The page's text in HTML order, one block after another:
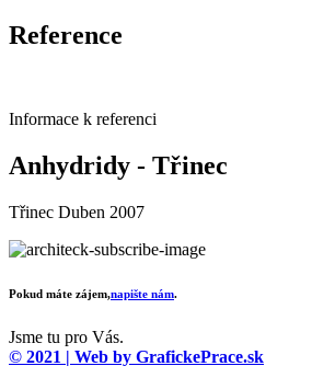
Reference
Informace k referenci
Anhydridy - Třinec
Třinec Duben 2007
Pokud máte zájem,napište nám.
Jsme tu pro Vás.
© 2021 | Web by GrafickePrace.sk